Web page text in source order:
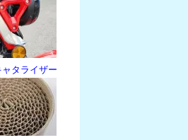
タライザー